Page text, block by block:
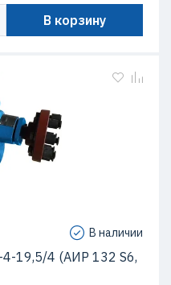
В корзину
В наличии
19,5/4 (АИР 132 S6,